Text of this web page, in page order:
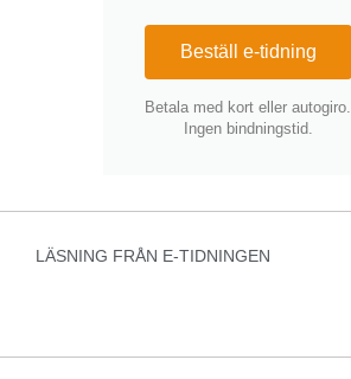
Beställ e-tidning
Betala med kort eller autogiro.
Ingen bindningstid.
LÄSNING FRÅN E-TIDNINGEN